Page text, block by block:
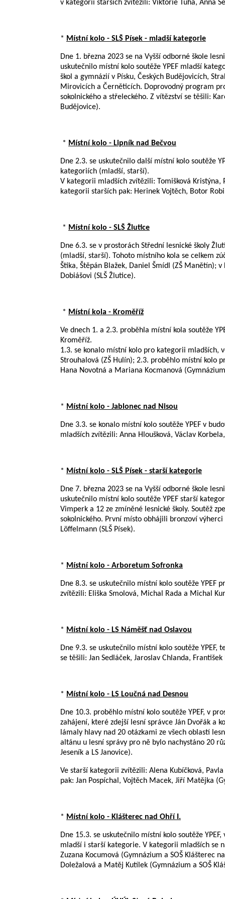
v kategorii starších zvítězili: Viktorie Tuhá, Anna
* Místní kolo - SLŠ Písek - mladší kategorie
Dne 1. března 2023 se na Vyšší odborné škole
uskutečnilo místní kolo soutěže YPEF mladší
škol a gymnázií v Písku, Českých Budějovicích,
Mirovicích a Černěticích. Doprovodný program
sokolnického a střeleckého. Z vítězství se těšili:
Budějovice).
* Místní kolo - Lipník nad Bečvou
Dne 2.3. se uskutečnilo další místní kolo soutěže
kategoriích (mladší, starší).
V kategorii mladších zvítězili: Tomišková Kristýna,
kategorii starších pak: Herinek Vojtěch, Botor
* Místní kolo - SLŠ Žlutice
Dne 6.3. se v prostorách Střední lesnické školy
(mladší, starší). Tohoto místního kola se celkem
Štika, Štěpán Blažek, Daniel Šmídl (ZŠ Manětín);
Dobiášovi (SLŠ Žlutice).
* Místní kola - Kroměříž
Ve dnech 1. a 2.3. proběhla místní kola soutěže
Kroměříž.
1.3. se konalo místní kolo pro kategorii mladších,
Strouhalová (ZŠ Hulín); 2.3. proběhlo místní kolo
Hana Novotná a Mariana Kocmanová
* Místní kolo - Jablonec nad Nisou
Dne 3.3. se konalo místní kolo soutěže YPEF v
mladších zvítězili: Anna Hloušková, Václav
* Místní kolo - SLŠ Písek - starší kategorie
Dne 7. března 2023 se na Vyšší odborné škole
uskutečnilo místní kolo soutěže YPEF starší
Vimperk a 12 ze zmíněné lesnické školy. Soutěž
sokolnického. První místo obhájili bronzoví
Löffelmann (SLŠ Písek).
* Místní kolo - Arboretum Sofronka
Dne 8.3. se uskutečnilo místní kolo soutěže
zvítězili: Eliška Smolová, Michal Rada a Michal
* Místní kolo - LS Náměšť nad Oslavou
Dne 9.3. se uskutečnilo místní kolo soutěže YPEF,
se těšili: Jan Sedláček, Jaroslav Chlanda,
* Místní kolo - LS Loučná nad Desnou
Dne 10.3. proběhlo místní kolo soutěže YPEF, v
zahájení, které zdejší lesní správce Ján Dvořák a
lámaly hlavy nad 20 otázkami ze všech oblastí
altánu u lesní správy pro ně bylo nachystáno 20
Jeseník a LS Janovice).
Ve starší kategorii zvítězili: Alena Kubíčková,
pak: Jan Pospíchal, Vojtěch Macek, Jiří Matějka
* Místní kolo - Klášterec nad Ohří I.
Dne 15.3. se uskutečnilo místní kolo soutěže
mladší i starší kategorie. V kategorii mladších se
Zuzana Kocumová (Gymnázium a SOŠ Klášterec
Doležalová a Matěj Kutílek (Gymnázium a SOŠ